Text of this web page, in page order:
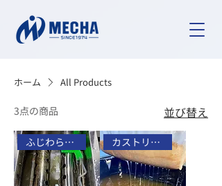
ホーム All Products
3点の商品 並び替え
ふじわらブラシ カストリーノセット